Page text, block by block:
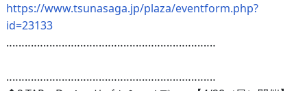
https://www.tsunasaga.jp/plaza/eventform.php?
id=23133
‥‥‥‥‥‥‥‥‥‥‥‥‥‥‥‥‥‥‥‥‥‥‥‥‥‥‥‥‥‥‥‥‥‥
‥‥‥‥‥‥‥‥‥‥‥‥‥‥‥‥‥‥‥‥‥‥‥‥‥‥‥‥‥‥‥‥‥‥